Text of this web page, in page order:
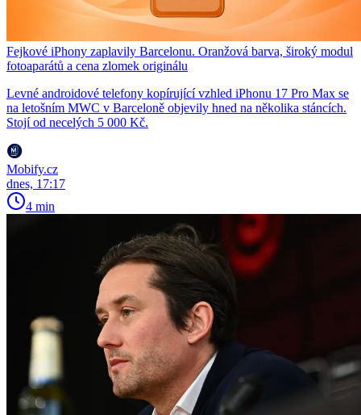
Fejkové iPhony zaplavily Barcelonu. Oranžová barva, široký modul
fotoaparátů a cena zlomek originálu
Levné androidové telefony kopírující vzhled iPhonu 17 Pro Max se
na letošním MWC v Barceloně objevily hned na několika stáncích.
Stojí od necelých 5 000 Kč.
Mobify.cz
dnes, 17:17
4 min